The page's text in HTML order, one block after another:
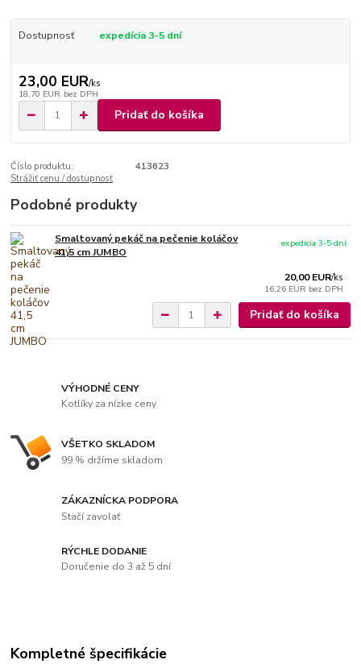
Dostupnosť expedícia 3-5 dní
23,00 EUR/ks
18,70 EUR bez DPH
Pridať do košíka
Číslo produktu:
413623
Strážiť cenu / dostupnosť
Podobné produkty
Smaltovaný pekáč na pečenie koláčov
41,5 cm JUMBO
20,00 EUR/ks
16,26 EUR bez DPH
expedícia 3-5 dní
Pridať do košíka
VÝHODNÉ CENY
Kotlíky za nízke ceny
VŠETKO SKLADOM
99 % držíme skladom
ZÁKAZNÍCKA PODPORA
Stačí zavolať
RÝCHLE DODANIE
Doručenie do 3 až 5 dní
Kompletné špecifikácie